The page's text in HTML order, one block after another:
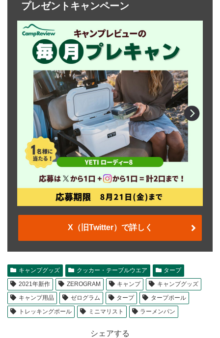
プレゼントキャンペーン
X（旧Twitter）で詳しく
キャンプグッズ クッカー・テーブルウエア
タープ
2021年新作
ZEROGRAM キャンプ
キャンプグッズ
キャンプ用品
ゼログラム タープ
タープポール
トレッキングポール
ミニマリスト ラーメンパン
シェアする